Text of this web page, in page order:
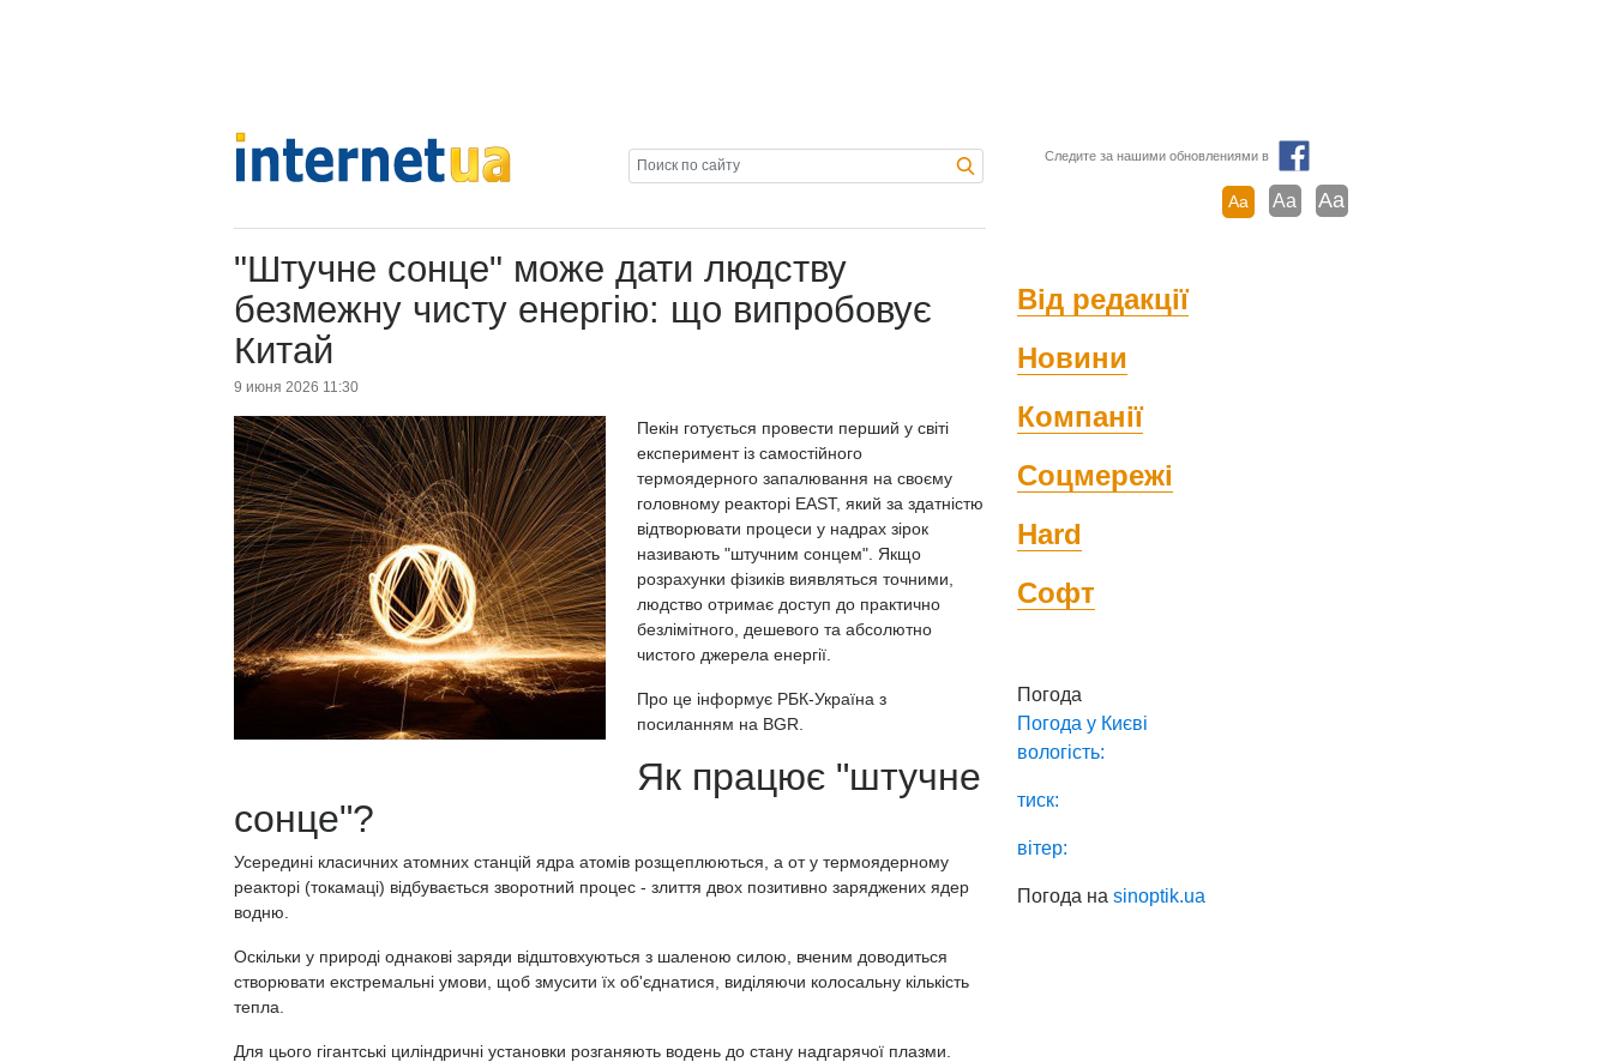
Следите за нашими обновлениями в
Aa Aa Aa
"Штучне сонце" може дати людству
безмежну чисту енергію: що випробовує
Китай
9 июня 2026 11:30
Пекін готується провести перший у світі
експеримент із самостійного
термоядерного запалювання на своєму
головному реакторі EAST, який за здатністю
відтворювати процеси у надрах зірок
називають "штучним сонцем". Якщо
розрахунки фізиків виявляться точними,
людство отримає доступ до практично
безлімітного, дешевого та абсолютно
чистого джерела енергії.
Про це інформує РБК-Україна з
посиланням на BGR.
Як працює "штучне
сонце"?
Усередині класичних атомних станцій ядра атомів розщеплюються, а от у термоядерному
реакторі (токамаці) відбувається зворотний процес - злиття двох позитивно заряджених ядер
водню.
Оскільки у природі однакові заряди відштовхуються з шаленою силою, вченим доводиться
створювати екстремальні умови, щоб змусити їх об'єднатися, виділяючи колосальну кількість
тепла.
Для цього гігантські циліндричні установки розганяють водень до стану надгарячої плазми.
Від редакції
Новини
Компанії
Соцмережі
Hard
Софт
Погода
Погода у Києві
вологість:
тиск:
вітер:
Погода наsinoptik.ua